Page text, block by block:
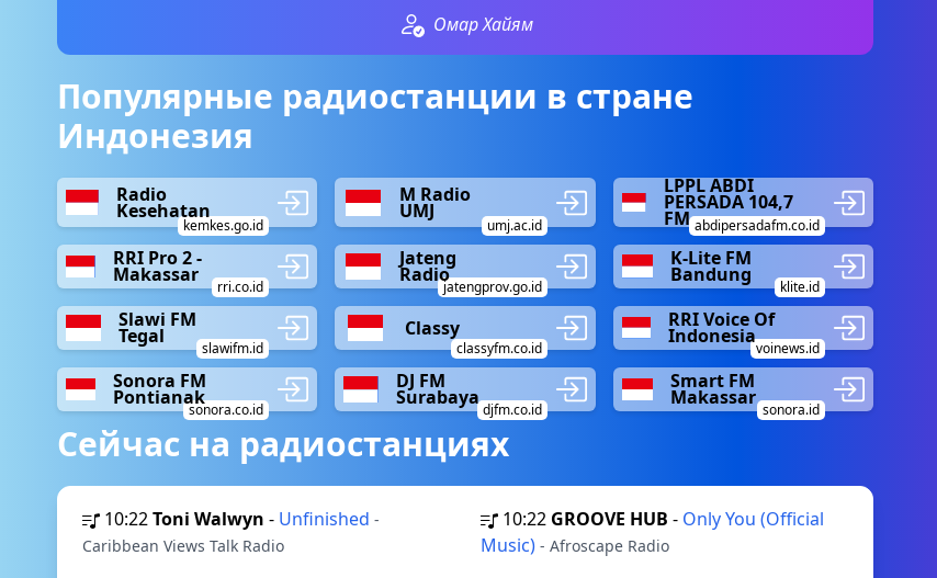
Омар Хайям
Популярные радиостанции в стране
Индонезия
Radio
Kesehatan
kemkes.go.id
M Radio
UMJ
umj.ac.id
LPPL ABDI
PERSADA 104,7
FM abdipersadafm.co.id
RRI Pro 2 -
Makassar
rri.co.id
Jateng
Radio
jatengprov.go.id
K-Lite FM
Bandung
klite.id
Slawi FM
Tegal
slawifm.id
Classy
classyfm.co.id
RRI Voice Of
Indonesia
voinews.id
Sonora FM
Pontianak
sonora.co.id
DJ FM
Surabaya
djfm.co.id
Smart FM
Makassar
sonora.id
Сейчас на радиостанциях
10:22Toni Walwyn - Unfinished -
Caribbean Views Talk Radio
10:22 GROOVE HUB - Only You (Official
Music) - Afroscape Radio